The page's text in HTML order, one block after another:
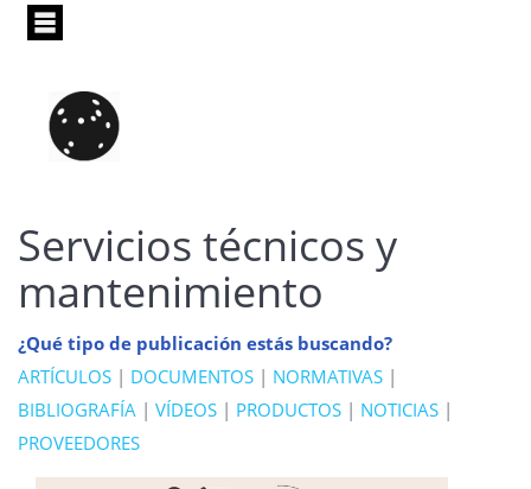
Pasar
principal
Servicios técnicos y
mantenimiento
¿Qué tipo de publicación estás buscando?
ARTÍCULOS | DOCUMENTOS | NORMATIVAS |
BIBLIOGRAFÍA | VÍDEOS | PRODUCTOS | NOTICIAS |
PROVEEDORES